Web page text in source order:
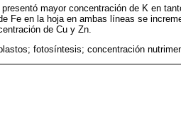
mayor concentración de K en
Fe en la hoja en ambas líneas se
de Cu y Zn.
fotosíntesis; concentración